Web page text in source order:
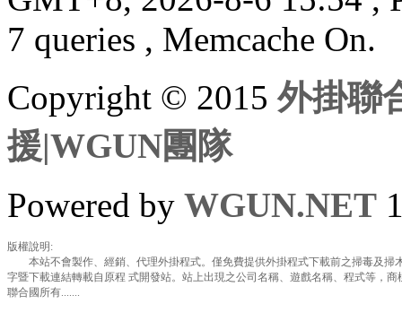
7 queries , Memcache On.
Copyright © 2015外掛聯
援|WGUN團隊
Powered by WGUN.NET
版權說明:
本站不會製作、經銷、代理外掛程式。僅免費提供外掛程式下載前之掃毒及掃
字暨下載連結轉載自原程 式開發站。站上出現之公司名稱、遊戲名稱、程式等，
聯合國所有.......